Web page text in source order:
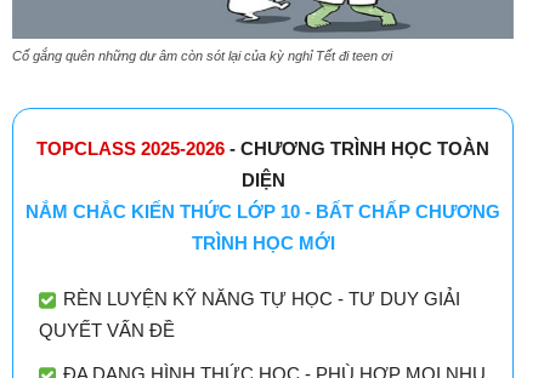
Cố gắng quên những dư âm còn sót lại của kỳ nghỉ Tết đi teen ơi
TOPCLASS 2025-2026 - CHƯƠNG TRÌNH HỌC TOÀN
DIỆN
NẮM CHẮC KIẾN THỨC LỚP 10 - BẤT CHẤP CHƯƠNG
TRÌNH HỌC MỚI
RÈN LUYỆN KỸ NĂNG TỰ HỌC - TƯ DUY GIẢI
QUYẾT VẤN ĐỀ
ĐA DẠNG HÌNH THỨC HỌC - PHÙ HỢP MỌI NHU